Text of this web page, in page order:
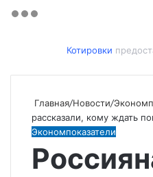
Котировки
Главная/Новости/
рассказали, кому ждать
Экономпоказатели